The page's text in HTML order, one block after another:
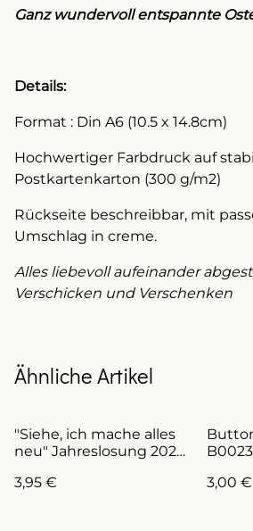
Ganz wundervoll entspannte
Details:
Format : Din A6 (10.5 x 14.8cm)
Hochwertiger Farbdruck auf
Postkartenkarton (300 g/m2)
Rückseite beschreibbar, mit
Umschlag in creme.
Alles liebevoll aufeinander
Verschicken und Verschenken
Ähnliche Artikel
"Siehe, ich mache alles
neu" Jahreslosung 2026
3,95 €
3,00 €